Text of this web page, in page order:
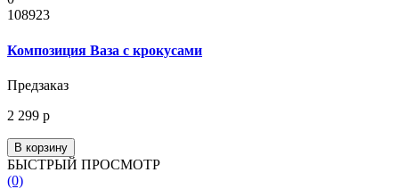
108923
Композиция Ваза с крокусами
Предзаказ
2 299 р
В корзину
БЫСТРЫЙ ПРОСМОТР
(0)